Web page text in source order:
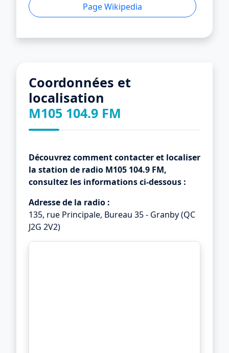
Page Wikipedia
Coordonnées et
localisation
M105 104.9 FM
Découvrez comment contacter et localiser
la station de radio M105 104.9 FM,
consultez les informations ci-dessous :
Adresse de la radio :
135, rue Principale, Bureau 35 - Granby (QC
J2G 2V2)